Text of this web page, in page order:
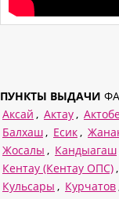
ПУНКТЫ ВЫДАЧИ
Аксай , Актау ,
Балхаш , Есик ,
Жосалы , Кандыагаш
Кентау (Кентау ОПС) ,
Кульсары , Курчатов